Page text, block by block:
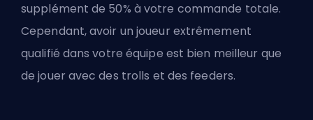
supplément de 50% à votre commande totale.
Cependant, avoir un joueur extrêmement
qualifié dans votre équipe est bien meilleur que
de jouer avec des trolls et des feeders.